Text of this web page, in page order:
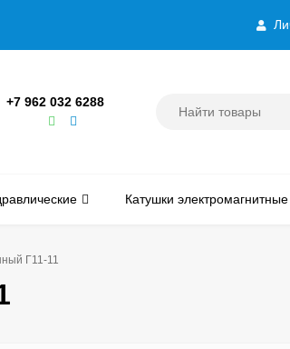
+7 962 032 6288
Катушки электромагнитные
Г11-11